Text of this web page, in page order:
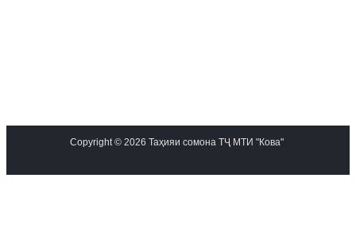
Copyright © 2026 Таҳияи сомона ТҶ МТИ "Кова"